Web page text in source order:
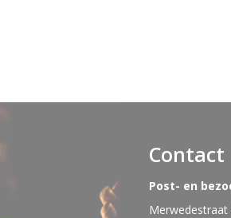
Contact
Post- en
Merwedestraat